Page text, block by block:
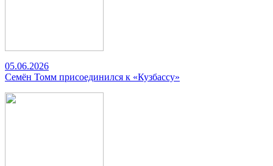
05.06.2026
Семён Томм присоединился к «Кузбассу»